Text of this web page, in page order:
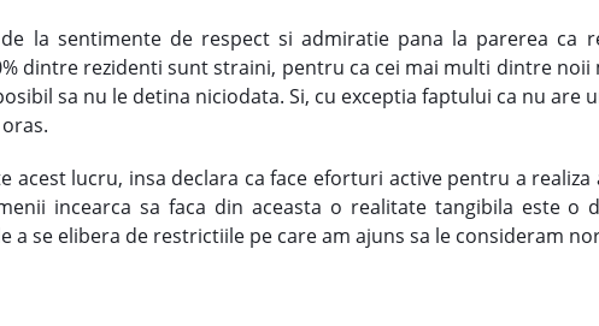
la sentimente de respect si admiratie pana la parerea ca
dintre rezidenti sunt straini, pentru ca cei mai multi dintre
sa nu le detina niciodata. Si, cu exceptia faptului ca nu are
acest lucru, insa declara ca face eforturi active pentru a
incearca sa faca din aceasta o realitate tangibila este o
a se elibera de restrictiile pe care am ajuns sa le consideram